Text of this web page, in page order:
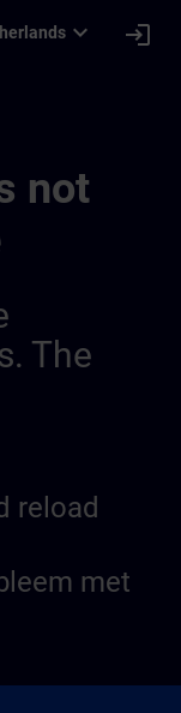
expand_more login
not
The
reload
met